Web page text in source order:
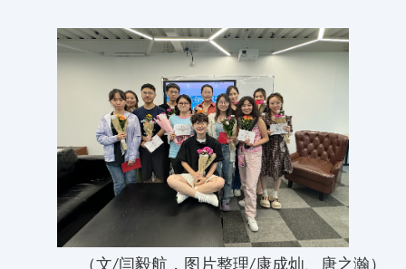
（文 闫毅航 ， 图片整理 康成灿、唐之瀚 ）